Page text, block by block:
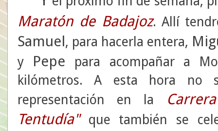
Maratón de Badajoz. Allí
Samuel, para hacerla entera,
y Pepe
para acompañar a
kilómetros. A esta hora no
representación en la
Tentudía"que también se